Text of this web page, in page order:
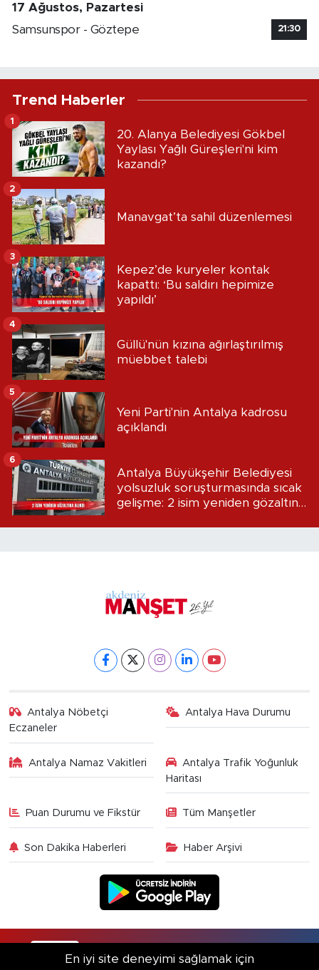
17 Ağustos, Pazartesi
Samsunspor - Göztepe
21:30
Trend Haberler
20. Alanya Belediyesi Gökbel
Yaylası Yağlı Güreşleri'ni kim
kazandı?
1
Manavgat’ta sahil düzenlemesi
2
Kepez’de kuryeler kontak
kapattı: ‘Bu saldırı hepimize
yapıldı’
3
Güllü'nün kızına ağırlaştırılmış
müebbet talebi
4
Yeni Parti'nin Antalya kadrosu
açıklandı
5
Antalya Büyükşehir Belediyesi
yolsuzluk soruşturmasında sıcak
gelişme: 2 isim yeniden gözaltına
6
Antalya Nöbetçi
Eczaneler
Antalya Hava Durumu
Antalya Namaz Vakitleri
Antalya Trafik Yoğunluk
Haritası
Puan Durumu ve Fikstür Tüm Manşetler
Son Dakika Haberleri Haber Arşivi
En iyi site deneyimi sağlamak için